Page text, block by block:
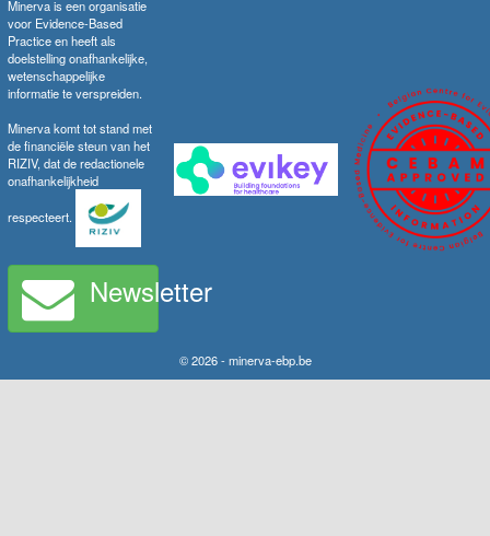
Minerva is een organisatie
voor Evidence-Based
Practice en heeft als
doelstelling onafhankelijke,
wetenschappelijke
informatie te verspreiden.
Minerva komt tot stand met
de financiële steun van het
RIZIV, dat de redactionele
onafhankelijkheid
respecteert.
Newsletter
© 2026 - minerva-ebp.be